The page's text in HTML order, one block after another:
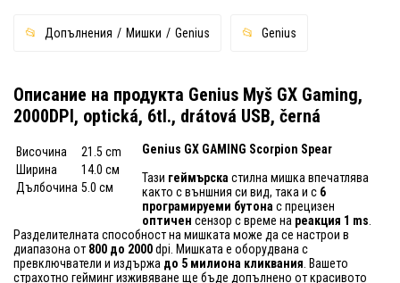
Допълнения Мишки Genius Genius
Описание на продукта Genius Myš GX Gaming,
2000DPI, optická, 6tl., drátová USB, černá
Височина
21.5 cm
Ширина
14.0 см
Дълбочина 5.0 см
Genius GX GAMING Scorpion Spear
Тази геймърска стилна мишка впечатлява
както с външния си вид, така и с 6
програмируеми бутона с прецизен
оптичен сензор с време на реакция 1 ms
Разделителната способност на мишката може да се настрои в
диапазона от 800 до 2000dpi. Мишката е оборудвана с
превключватели и издържа до 5 милиона кликвания . Вашето
страхотно гейминг изживяване ще бъде допълнено от красивото